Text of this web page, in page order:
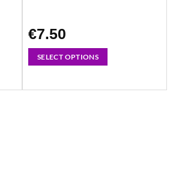
€7.50
SELECT OPTIONS